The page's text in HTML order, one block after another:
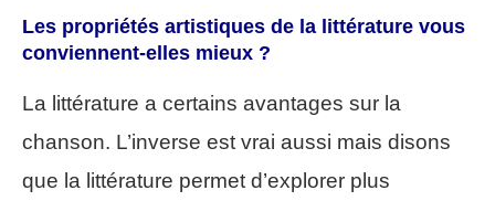
Les propriétés artistiques de la littérature vous
conviennent-elles mieux ?
La littérature a certains avantages sur la
chanson. L’inverse est vrai aussi mais disons
que la littérature permet d’explorer plus